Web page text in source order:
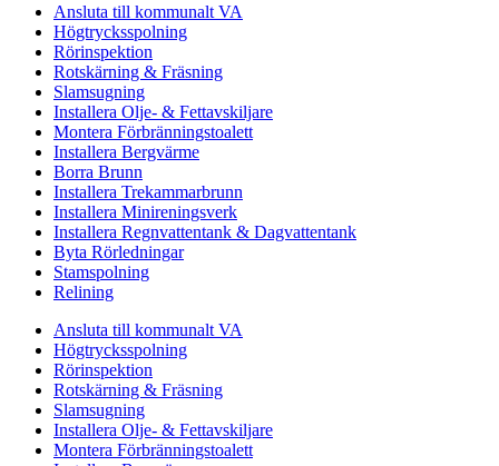
Ansluta till kommunalt VA
Högtrycksspolning
Rörinspektion
Rotskärning & Fräsning
Slamsugning
Installera Olje- & Fettavskiljare
Montera Förbränningstoalett
Installera Bergvärme
Borra Brunn
Installera Trekammarbrunn
Installera Minireningsverk
Installera Regnvattentank & Dagvattentank
Byta Rörledningar
Stamspolning
Relining
Ansluta till kommunalt VA
Högtrycksspolning
Rörinspektion
Rotskärning & Fräsning
Slamsugning
Installera Olje- & Fettavskiljare
Montera Förbränningstoalett